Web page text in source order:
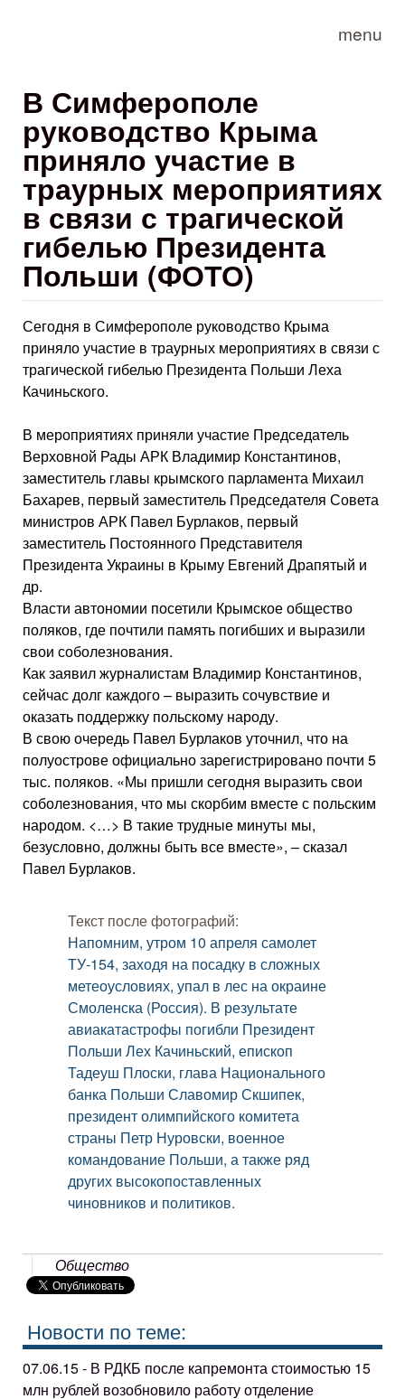
menu
В Симферополе
руководство Крыма
приняло участие в
траурных мероприятиях
в связи с трагической
гибелью Президента
Польши (ФОТО)
Сегодня в Симферополе руководство Крыма
приняло участие в траурных мероприятиях в связи с
трагической гибелью Президента Польши Леха
Качиньского.
В мероприятиях приняли участие Председатель
Верховной Рады АРК Владимир Константинов,
заместитель главы крымского парламента Михаил
Бахарев, первый заместитель Председателя Совета
министров АРК Павел Бурлаков, первый
заместитель Постоянного Представителя
Президента Украины в Крыму Евгений Драпятый и
др.
Власти автономии посетили Крымское общество
поляков, где почтили память погибших и выразили
свои соболезнования.
Как заявил журналистам Владимир Константинов,
сейчас долг каждого – выразить сочувствие и
оказать поддержку польскому народу.
В свою очередь Павел Бурлаков уточнил, что на
полуострове официально зарегистрировано почти 5
тыс. поляков. «Мы пришли сегодня выразить свои
соболезнования, что мы скорбим вместе с польским
народом. <…> В такие трудные минуты мы,
безусловно, должны быть все вместе», – сказал
Павел Бурлаков.
Текст после фотографий:
Напомним, утром 10 апреля самолет
ТУ-154, заходя на посадку в сложных
метеоусловиях, упал в лес на окраине
Смоленска (Россия). В результате
авиакатастрофы погибли Президент
Польши Лех Качиньский, епископ
Тадеуш Плоски, глава Национального
банка Польши Славомир Скшипек,
президент олимпийского комитета
страны Петр Нуровски, военное
командование Польши, а также ряд
других высокопоставленных
чиновников и политиков.
Общество
Новости по теме:
07.06.15 - В РДКБ после капремонта стоимостью 15
млн рублей возобновило работу отделение